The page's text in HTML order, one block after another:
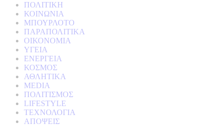
ΠΟΛΙΤΙΚΗ
ΚΟΙΝΩΝΙΑ
ΜΠΟΥΡΛΟΤΟ
ΠΑΡΑΠΟΛΙΤΙΚΑ
ΟΙΚΟΝΟΜΙΑ
ΥΓΕΙΑ
ΕΝΕΡΓΕΙΑ
ΚΟΣΜΟΣ
ΑΘΛΗΤΙΚΑ
MEDIA
ΠΟΛΙΤΙΣΜΟΣ
LIFESTYLE
ΤΕΧΝΟΛΟΓΙΑ
ΑΠΟΨΕΙΣ